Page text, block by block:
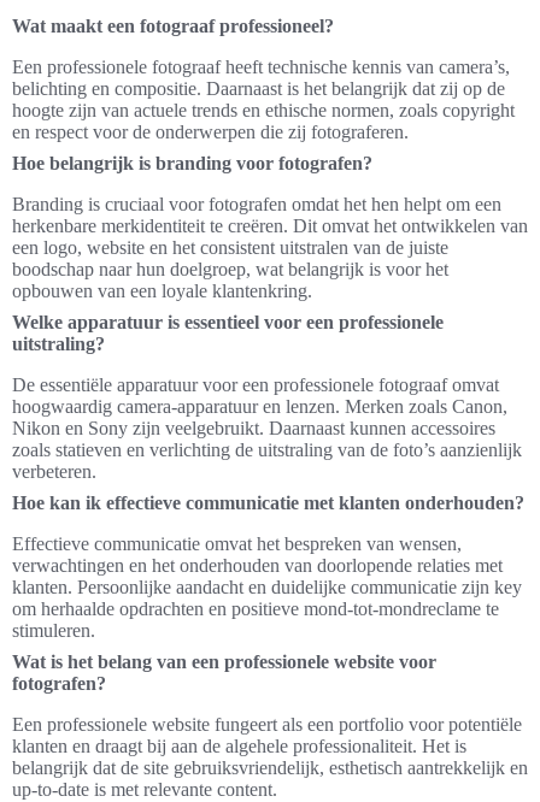
Wat maakt een fotograaf professioneel?
Een professionele fotograaf heeft technische kennis van camera’s,
belichting en compositie. Daarnaast is het belangrijk dat zij op de
hoogte zijn van actuele trends en ethische normen, zoals copyright
en respect voor de onderwerpen die zij fotograferen.
Hoe belangrijk is branding voor fotografen?
Branding is cruciaal voor fotografen omdat het hen helpt om een
herkenbare merkidentiteit te creëren. Dit omvat het ontwikkelen van
een logo, website en het consistent uitstralen van de juiste
boodschap naar hun doelgroep, wat belangrijk is voor het
opbouwen van een loyale klantenkring.
Welke apparatuur is essentieel voor een professionele
uitstraling?
De essentiële apparatuur voor een professionele fotograaf omvat
hoogwaardig camera-apparatuur en lenzen. Merken zoals Canon,
Nikon en Sony zijn veelgebruikt. Daarnaast kunnen accessoires
zoals statieven en verlichting de uitstraling van de foto’s aanzienlijk
verbeteren.
Hoe kan ik effectieve communicatie met klanten onderhouden?
Effectieve communicatie omvat het bespreken van wensen,
verwachtingen en het onderhouden van doorlopende relaties met
klanten. Persoonlijke aandacht en duidelijke communicatie zijn key
om herhaalde opdrachten en positieve mond-tot-mondreclame te
stimuleren.
Wat is het belang van een professionele website voor
fotografen?
Een professionele website fungeert als een portfolio voor potentiële
klanten en draagt bij aan de algehele professionaliteit. Het is
belangrijk dat de site gebruiksvriendelijk, esthetisch aantrekkelijk en
up-to-date is met relevante content.